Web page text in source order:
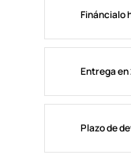
Fináncialo
Entrega
Plazo de